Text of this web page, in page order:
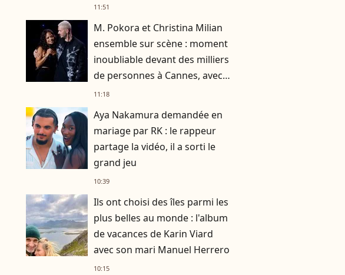
exponentielle
11:51
M. Pokora et Christina Milian
ensemble sur scène : moment
inoubliable devant des milliers
de personnes à Cannes, avec
un grand nom de la musique
11:18
Aya Nakamura demandée en
mariage par RK : le rappeur
partage la vidéo, il a sorti le
grand jeu
10:39
Ils ont choisi des îles parmi les
plus belles au monde : l'album
de vacances de Karin Viard
avec son mari Manuel Herrero
10:15